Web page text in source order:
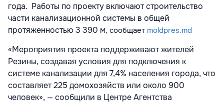
года. Работы по проекту включают строительство
части канализационной системы в общей
протяженностью 3 390 м, сообщает moldpres.md
«Мероприятия проекта поддерживают жителей
Резины, создавая условия для подключения к
системе канализации для 7,4% населения города, что
составляет 225 домохозяйств или около 900
человек», — сообщили в Центре Агентства